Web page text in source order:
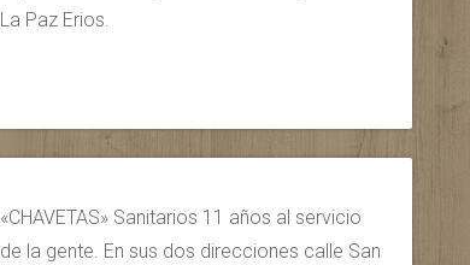
La Paz Erios.
«CHAVETAS» Sanitarios 11 años al servicio
de la gente. En sus dos direcciones calle San